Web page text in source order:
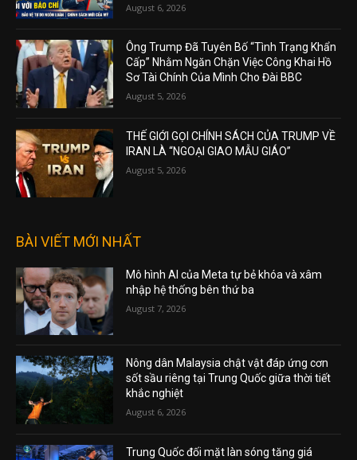
August 6, 2026
Ông Trump Đã Tuyên Bố “Tình Trạng Khẩn
Cấp” Nhằm Ngăn Chặn Việc Công Khai Hồ
Sơ Tài Chính Của Mình Cho Đài BBC
August 5, 2026
THẾ GIỚI GỌI CHÍNH SÁCH CỦA TRUMP VỀ
IRAN LÀ “NGOẠI GIAO MẪU GIÁO”
August 5, 2026
BÀI VIẾT MỚI NHẤT
Mô hình AI của Meta tự bẻ khóa và xâm
nhập hệ thống bên thứ ba
August 7, 2026
Nông dân Malaysia chật vật đáp ứng cơn
sốt sầu riêng tại Trung Quốc giữa thời tiết
khắc nghiệt
August 6, 2026
Trung Quốc đối mặt làn sóng tăng giá